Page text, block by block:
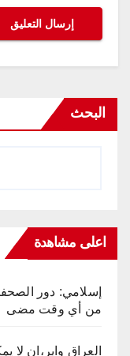
البحث
اعلى مشاهدة
إسلامي: دور
من أي وقت مضى
العراق واير،ان لا